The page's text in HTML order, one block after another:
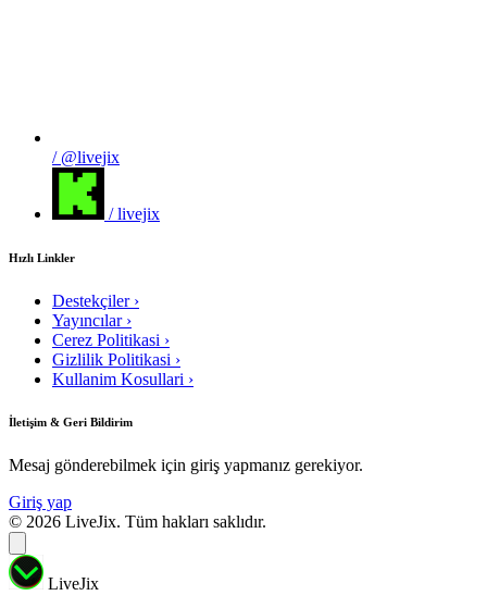
/ @livejix
/ livejix
Hızlı Linkler
Destekçiler ›
Yayıncılar ›
Cerez Politikasi ›
Gizlilik Politikasi ›
Kullanim Kosullari ›
İletişim & Geri Bildirim
Mesaj gönderebilmek için giriş yapmanız gerekiyor.
Giriş yap
© 2026 LiveJix. Tüm hakları saklıdır.
LiveJix